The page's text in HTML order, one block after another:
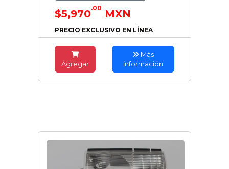
$5,970.00 MXN
PRECIO EXCLUSIVO EN LÍNEA
Agregar
Más
información